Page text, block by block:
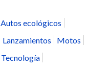
Autos ecológicos
Lanzamientos
Motos
Tecnología